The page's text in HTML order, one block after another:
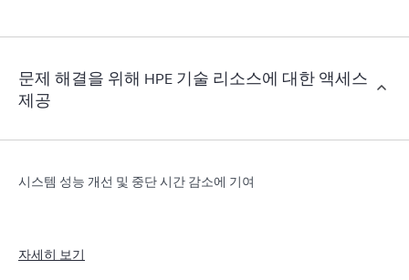
문제 해결을 위해 HPE 기술 리소스에 대한 액세스
제공
시스템 성능 개선 및 중단 시간 감소에 기여
자세히 보기